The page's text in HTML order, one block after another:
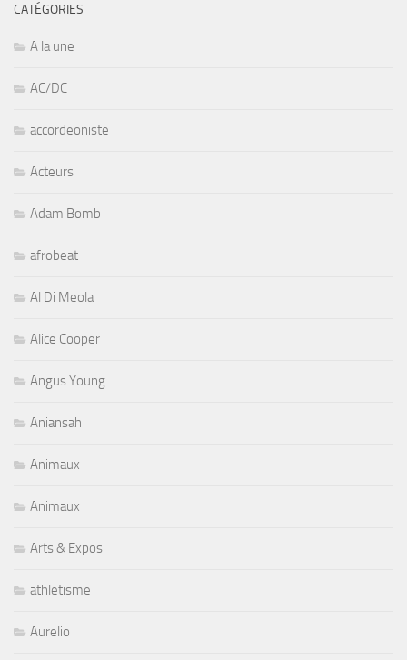
CATÉGORIES
A la une
AC/DC
accordeoniste
Acteurs
Adam Bomb
afrobeat
Al Di Meola
Alice Cooper
Angus Young
Aniansah
Animaux
Animaux
Arts & Expos
athletisme
Aurelio